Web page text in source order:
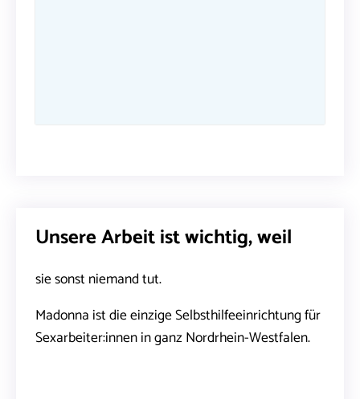
Unsere Arbeit ist wichtig, weil
sie sonst niemand tut.
Madonna ist die einzige Selbsthilfeeinrichtung für
Sexarbeiter:innen in ganz Nordrhein-Westfalen.